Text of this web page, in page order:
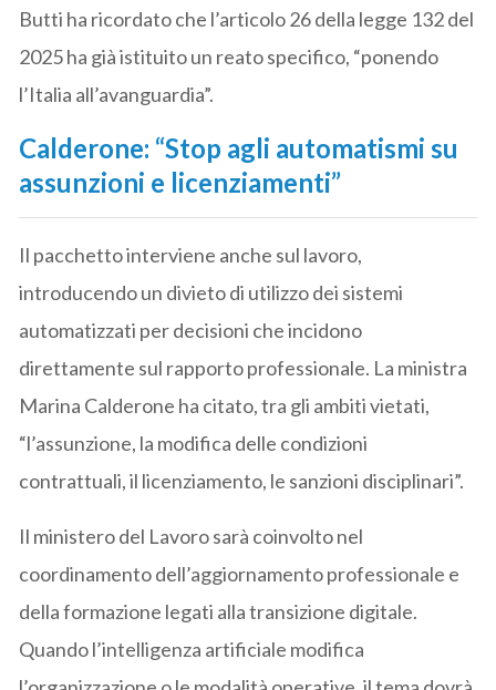
Butti ha ricordato che l’articolo 26 della legge 132 del
2025 ha già istituito un reato specifico, “ponendo
l’Italia all’avanguardia”.
Calderone: “Stop agli automatismi su
assunzioni e licenziamenti”
Il pacchetto interviene anche sul lavoro,
introducendo un divieto di utilizzo dei sistemi
automatizzati per decisioni che incidono
direttamente sul rapporto professionale. La ministra
Marina Calderone ha citato, tra gli ambiti vietati,
“l’assunzione, la modifica delle condizioni
contrattuali, il licenziamento, le sanzioni disciplinari”.
Il ministero del Lavoro sarà coinvolto nel
coordinamento dell’aggiornamento professionale e
della formazione legati alla transizione digitale.
Quando l’intelligenza artificiale modifica